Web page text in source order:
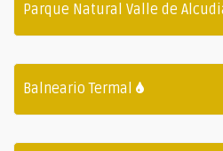
Parque Natural Valle de
Balneario Termal